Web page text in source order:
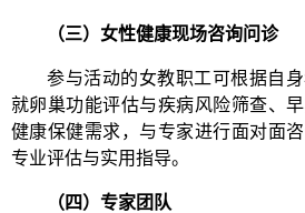
（三）女性健康现场咨询问诊
参与活动的女教职工可根据自
就卵巢功能评估与疾病风险筛查、
健康保健需求，与专家进行面对面
专业评估与实用指导。
（四）专家团队